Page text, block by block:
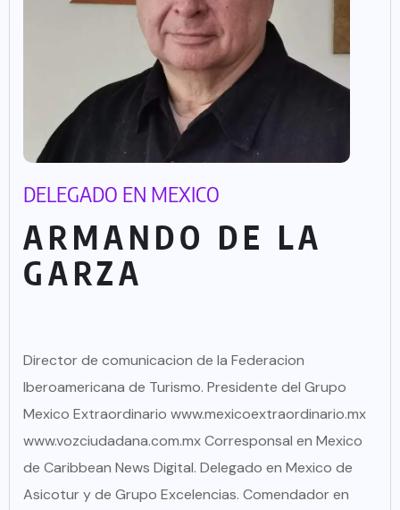
DELEGADO EN MEXICO
ARMANDO DE LA
GARZA
Director de comunicacion de la Federacion
Iberoamericana de Turismo. Presidente del Grupo
Mexico Extraordinario www.mexicoextraordinario.mx
www.vozciudadana.com.mx Corresponsal en Mexico
de Caribbean News Digital. Delegado en Mexico de
Asicotur y de Grupo Excelencias. Comendador en